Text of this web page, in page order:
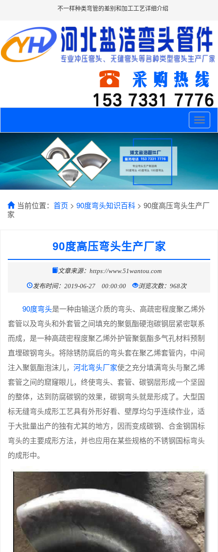
不一样种类弯管的差别和加工工艺详细介绍
Toggle
当前位置： 首页 > 90度弯头知识百科 > 90度高压弯头生产厂
家
90度高压弯头生产厂家
文章来源：https://www.51wantou.com
发布时间：2019-06-27 00:00:00 浏览次数：968次
90度弯头是一种由输送介质的弯头、高疏密程度聚乙烯外
套管以及弯头和外套管之间填充的聚氨酯硬泡碳钢层紧密联系
而成，是一种高疏密程度聚乙烯外护管聚氨酯多气孔材料预制
直埋碳钢弯头。将除锈防腐后的弯头套在聚乙烯套管内，中间
注入聚氨酯泡沫儿， 河北弯头厂家使之充分填满弯头与聚乙烯
套管之间的窟窿眼儿，终使弯头、套管、碳钢层形成一个坚固
的整体，达到防腐碳钢的效果，碳钢弯头就是形成了。大型国
标无缝弯头成形工艺具有外形好看、壁厚均匀乎连续作业，适
于大批量出产的独有尤其的地方，因而变成碳钢、合金钢国标
弯头的主要成形方法，并也应用在某些规格的不锈钢国标弯头
的成形中。